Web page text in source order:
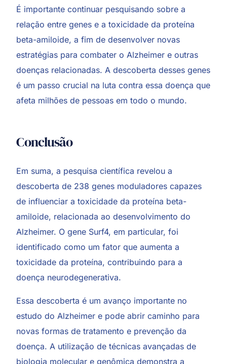
É importante continuar pesquisando sobre a
relação entre genes e a toxicidade da proteína
beta-amiloide, a fim de desenvolver novas
estratégias para combater o Alzheimer e outras
doenças relacionadas. A descoberta desses genes
é um passo crucial na luta contra essa doença que
afeta milhões de pessoas em todo o mundo.
Conclusão
Em suma, a pesquisa científica revelou a
descoberta de 238 genes moduladores capazes
de influenciar a toxicidade da proteína beta-
amiloide, relacionada ao desenvolvimento do
Alzheimer. O gene Surf4, em particular, foi
identificado como um fator que aumenta a
toxicidade da proteína, contribuindo para a
doença neurodegenerativa.
Essa descoberta é um avanço importante no
estudo do Alzheimer e pode abrir caminho para
novas formas de tratamento e prevenção da
doença. A utilização de técnicas avançadas de
biologia molecular e genômica demonstra a